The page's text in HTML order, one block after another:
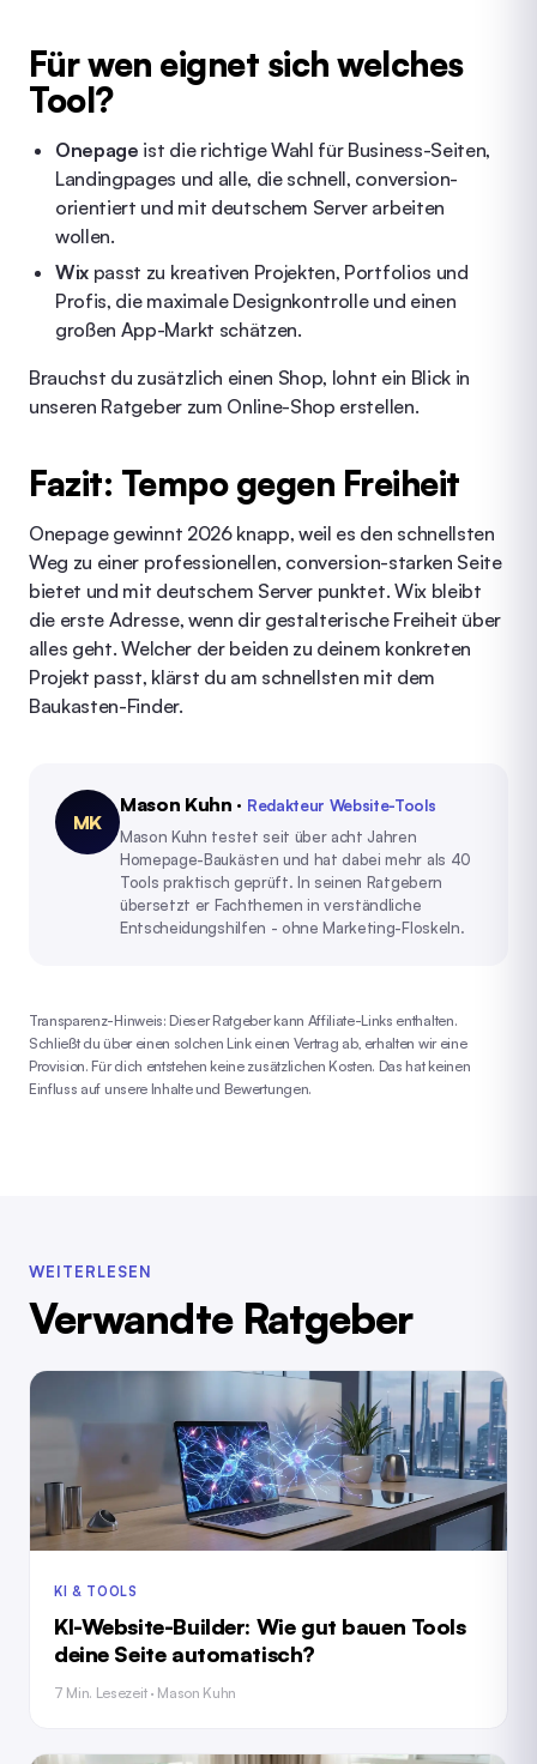
Für wen eignet sich welches
Tool?
Onepage ist die richtige Wahl für Business-Seiten,
Landingpages und alle, die schnell, conversion-
orientiert und mit deutschem Server arbeiten
wollen.
Wix passt zu kreativen Projekten, Portfolios und
Profis, die maximale Designkontrolle und einen
großen App-Markt schätzen.
Brauchst du zusätzlich einen Shop, lohnt ein Blick in
unseren Ratgeber zum Online-Shop erstellen.
Fazit: Tempo gegen Freiheit
Onepage gewinnt 2026 knapp, weil es den schnellsten
Weg zu einer professionellen, conversion-starken Seite
bietet und mit deutschem Server punktet. Wix bleibt
die erste Adresse, wenn dir gestalterische Freiheit über
alles geht. Welcher der beiden zu deinem konkreten
Projekt passt, klärst du am schnellsten mit dem
Baukasten-Finder.
MK
Mason Kuhn · Redakteur Website-Tools
Mason Kuhn testet seit über acht Jahren
Homepage-Baukästen und hat dabei mehr als 40
Tools praktisch geprüft. In seinen Ratgebern
übersetzt er Fachthemen in verständliche
Entscheidungshilfen - ohne Marketing-Floskeln.
Transparenz-Hinweis: Dieser Ratgeber kann Affiliate-Links enthalten.
Schließt du über einen solchen Link einen Vertrag ab, erhalten wir eine
Provision. Für dich entstehen keine zusätzlichen Kosten. Das hat keinen
Einfluss auf unsere Inhalte und Bewertungen.
WEITERLESEN
Verwandte Ratgeber
KI & TOOLS
KI-Website-Builder: Wie gut bauen Tools
deine Seite automatisch?
7 Min. Lesezeit · Mason Kuhn